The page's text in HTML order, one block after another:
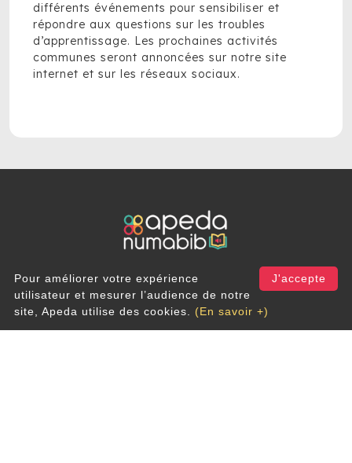
différents événements pour sensibiliser et
répondre aux questions sur les troubles
d’apprentissage. Les prochaines activités
communes seront annoncées sur notre site
internet et sur les réseaux sociaux.
Rue du Cerf 200
1332 Genval
info@apeda.be
J'accepte
Pour améliorer votre expérience
utilisateur et mesurer l’audience de notre
site, Apeda utilise des cookies. (En savoir +)